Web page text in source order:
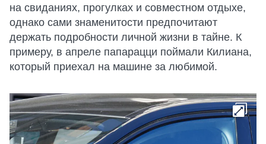
на свиданиях, прогулках и совместном отдыхе,
однако сами знаменитости предпочитают
держать подробности личной жизни в тайне. К
примеру, в апреле папарацци поймали Килиана,
который приехал на машине за любимой.